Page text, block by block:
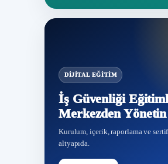
DIJITAL EĞITIM
İş Güvenliği
Merkezden Yönetin
Kurulum, içerik, raporlama ve
altyapıda.